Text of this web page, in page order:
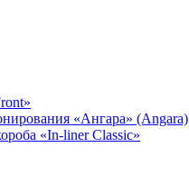
«Ангара» (Angara)
«In-liner Classic»